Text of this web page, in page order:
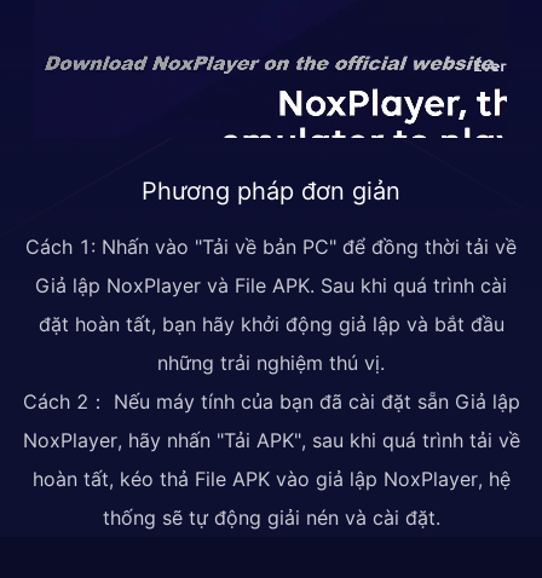
Phương pháp đơn giản
Cách 1: Nhấn vào "Tải về bản PC" để đồng thời tải về
Giả lập NoxPlayer và File APK. Sau khi quá trình cài
đặt hoàn tất, bạn hãy khởi động giả lập và bắt đầu
những trải nghiệm thú vị.
Cách 2： Nếu máy tính của bạn đã cài đặt sẵn Giả lập
NoxPlayer, hãy nhấn "Tải APK", sau khi quá trình tải về
hoàn tất, kéo thả File APK vào giả lập NoxPlayer, hệ
thống sẽ tự động giải nén và cài đặt.